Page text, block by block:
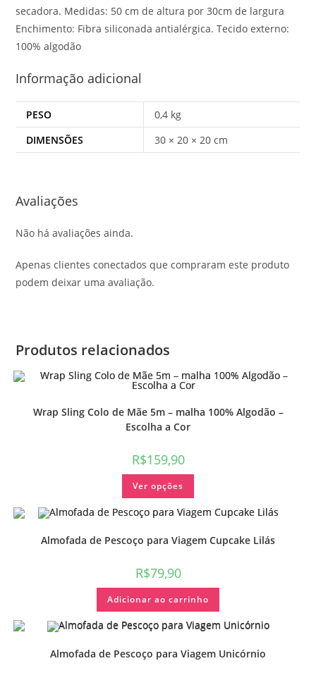
secadora. Medidas: 50 cm de altura por 30cm de largura
Enchimento: Fibra siliconada antialérgica. Tecido externo:
100% algodão
Informação adicional
PESO
0,4 kg
DIMENSÕES
30 × 20 × 20 cm
Avaliações
Não há avaliações ainda.
Apenas clientes conectados que compraram este produto
podem deixar uma avaliação.
Produtos relacionados
Wrap Sling Colo de Mãe 5m – malha 100% Algodão –
Escolha a Cor
R$159,90
Ver opções
Almofada de Pescoço para Viagem Cupcake Lilás
R$79,90
Adicionar ao carrinho
Almofada de Pescoço para Viagem Unicórnio